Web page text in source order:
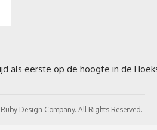
Design Company. All Rights Reserved.